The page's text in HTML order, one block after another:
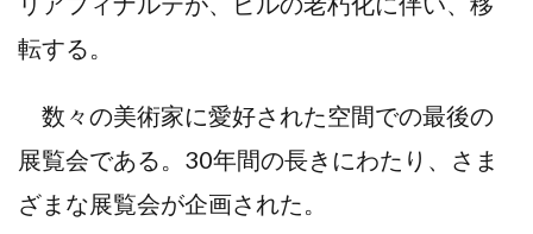
転する。
数々の美術家に愛好された空間での最後の
展覧会である。30年間の長きにわたり、さま
ざまな展覧会が企画された。